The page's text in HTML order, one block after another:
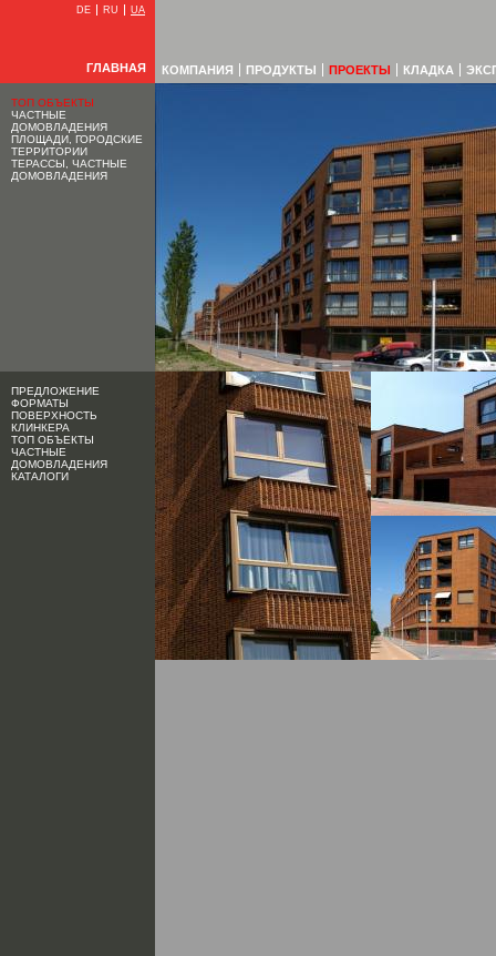
DE RU UA
ГЛАВНАЯ КОМПАНИЯ ПРОДУКТЫ ПРОЕКТЫ КЛАДКА
ТОП ОБЪЕКТЫ
ЧАСТНЫЕ
ДОМОВЛАДЕНИЯ
ПЛОЩАДИ, ГОРОДСКИЕ
ТЕРРИТОРИИ
ТЕРАССЫ, ЧАСТНЫЕ
ДОМОВЛАДЕНИЯ
ПРЕДЛОЖЕНИЕ
ФОРМАТЫ
ПОВЕРХНОСТЬ
КЛИНКЕРА
ТОП ОБЪЕКТЫ
ЧАСТНЫЕ
ДОМОВЛАДЕНИЯ
КАТАЛОГИ